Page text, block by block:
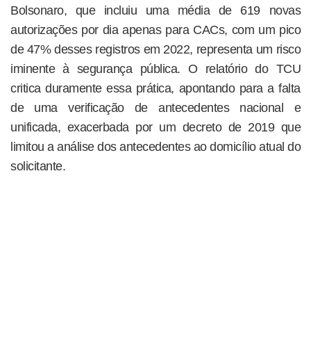
Bolsonaro, que incluiu uma média de 619 novas
autorizações por dia apenas para CACs, com um pico
de 47% desses registros em 2022, representa um risco
iminente à segurança pública. O relatório do TCU
critica duramente essa prática, apontando para a falta
de uma verificação de antecedentes nacional e
unificada, exacerbada por um decreto de 2019 que
limitou a análise dos antecedentes ao domicílio atual do
solicitante.